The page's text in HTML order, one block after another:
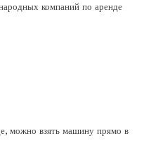
компаний по аренде
можно взять машину прямо в